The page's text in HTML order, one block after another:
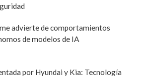
advierte de comportamientos
de modelos de IA
por Hyundai y Kia: Tecnología